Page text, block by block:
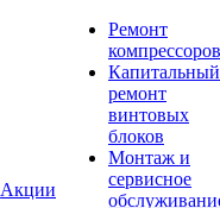
Акции
Ремонт
компрессоров
Капитальный
ремонт
винтовых
блоков
Монтаж и
сервисное